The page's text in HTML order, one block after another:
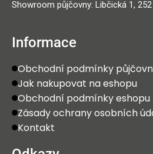
Showroom půjčovny: Libčická 1,
Informace
Obchodní podmínky
Jak nakupovat na eshopu
Obchodní podmínky eshopu
Zásady ochrany osobních
Kontakt